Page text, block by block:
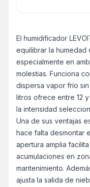
El humidificador
equilibrar la humedad
especialmente en
molestias. Funciona
dispersa vapor frío
litros ofrece entre 12
la intensidad
Una de sus ventajas
hace falta desmontar
apertura amplia
acumulaciones en
mantenimiento.
ajusta la salida de